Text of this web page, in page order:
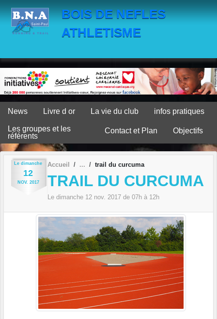
BOIS DE NEFLES
ATHLETISME
News Livre d or La vie du club infos pratiques
Les groupes et les
référents
Contact et Plan Objectifs
Le dimanche
12
NOV. 2017
Accueil trail du curcuma
TRAIL DU CURCUMA
Le dimanche 12 nov. 2017 de 07h à 12h